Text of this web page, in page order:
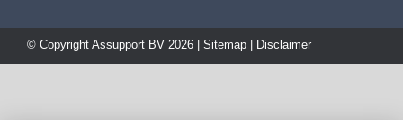
© Copyright Assupport BV 2026 | Sitemap Disclaimer